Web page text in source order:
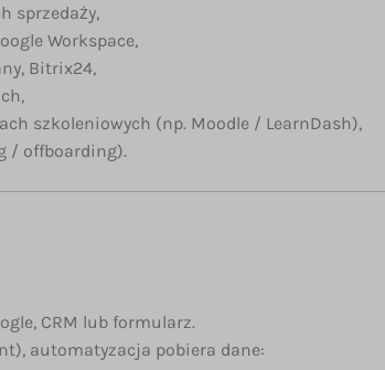
sprzedaży,
Workspace,
Bitrix24,
szkoleniowych (np. Moodle / LearnDash),
/ offboarding).
CRM lub formularz.
automatyzacja pobiera dane: